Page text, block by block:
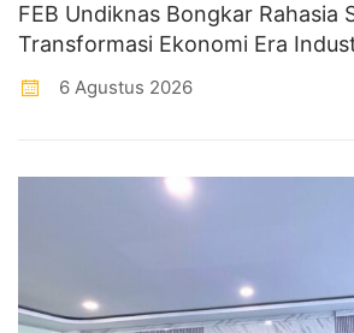
FEB Undiknas Bongkar Rahasia
Transformasi Ekonomi Era
6 Agustus 2026